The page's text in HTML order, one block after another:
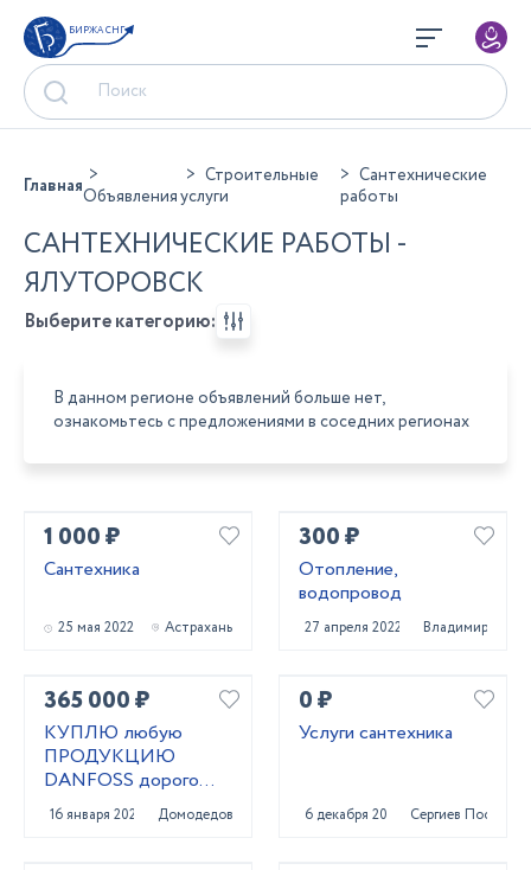
БИРЖА СНГ
ГлавнаяОбъявления
Строительные
услуги
Сантехнические
работы
САНТЕХНИЧЕСКИЕ РАБОТЫ -
ЯЛУТОРОВСК
Выберите категорию:
В данном регионе объявлений больше нет,
ознакомьтесь с предложениями в соседних регионах
1 000 ₽
Сантехника
25 мая 2022 Астрахань
300 ₽
Отопление,
водопровод
27 апреля 2022 Владимир
365 000 ₽
КУПЛЮ любую
ПРОДУКЦИЮ
DANFOSS дорого
срочно тел
89611447885
16 января 2022 Домодедово
0 ₽
Услуги сантехника
6 декабря 2020 Сергиев Посад